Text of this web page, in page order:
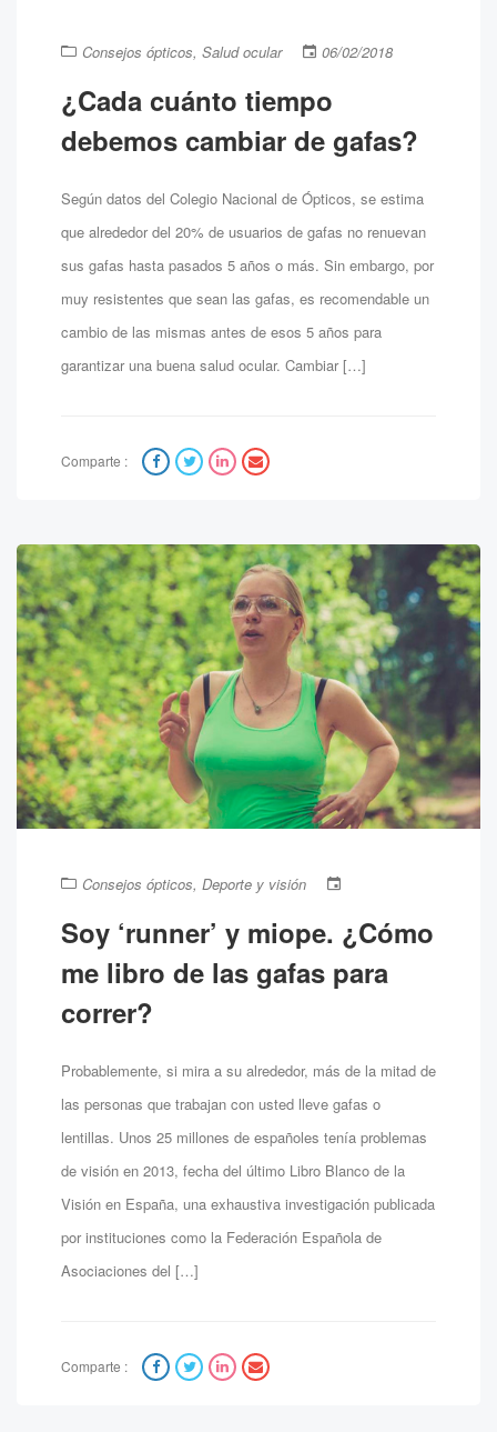
Consejos ópticos, Salud ocular 06/02/2018
¿Cada cuánto tiempo
debemos cambiar de gafas?
Según datos del Colegio Nacional de Ópticos, se estima
que alrededor del 20% de usuarios de gafas no renuevan
sus gafas hasta pasados 5 años o más. Sin embargo, por
muy resistentes que sean las gafas, es recomendable un
cambio de las mismas antes de esos 5 años para
garantizar una buena salud ocular. Cambiar […]
Comparte :
Consejos ópticos, Deporte y visión
Soy ‘runner’ y miope. ¿Cómo
me libro de las gafas para
correr?
Probablemente, si mira a su alrededor, más de la mitad de
las personas que trabajan con usted lleve gafas o
lentillas. Unos 25 millones de españoles tenía problemas
de visión en 2013, fecha del último Libro Blanco de la
Visión en España, una exhaustiva investigación publicada
por instituciones como la Federación Española de
Asociaciones del […]
Comparte :